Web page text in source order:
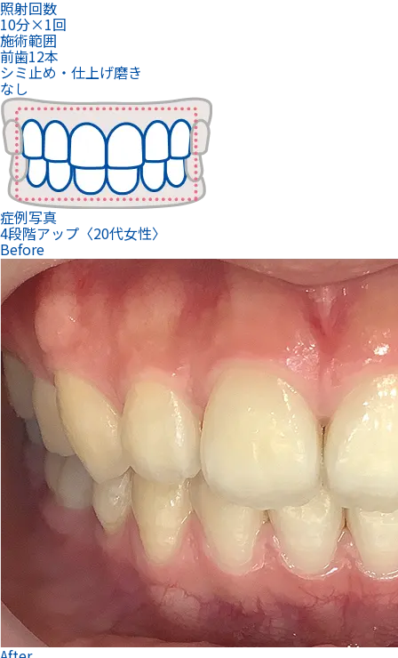
症例写真
4段階アップ〈20代女性〉
Before